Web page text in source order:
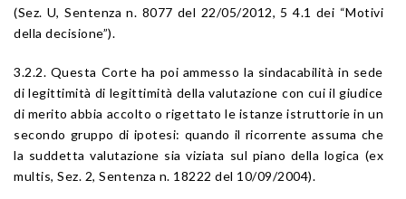
(Sez. U, Sentenza n. 8077 del 22/05/2012, 5 4.1 dei “Motivi
della decisione”).
3.2.2. Questa Corte ha poi ammesso la sindacabilità in sede
di legittimità di legittimità della valutazione con cui il giudice
di merito abbia accolto o rigettato le istanze istruttorie in un
secondo gruppo di ipotesi: quando il ricorrente assuma che
la suddetta valutazione sia viziata sul piano della logica (ex
multis, Sez. 2, Sentenza n. 18222 del 10/09/2004).